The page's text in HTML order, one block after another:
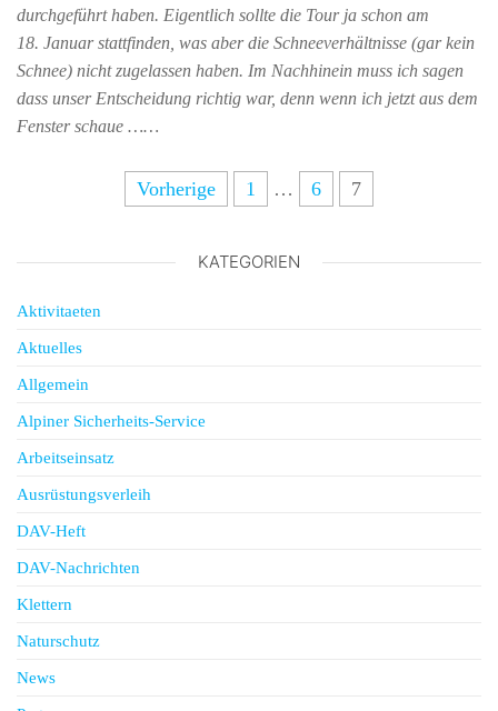
durchgeführt haben. Eigentlich sollte die Tour ja schon am
18. Januar stattfinden, was aber die Schneeverhältnisse (gar kein
Schnee) nicht zugelassen haben. Im Nachhinein muss ich sagen
dass unser Entscheidung richtig war, denn wenn ich jetzt aus dem
Fenster schaue ……
Vorherige 1 … 6 7
KATEGORIEN
Aktivitaeten
Aktuelles
Allgemein
Alpiner Sicherheits-Service
Arbeitseinsatz
Ausrüstungsverleih
DAV-Heft
DAV-Nachrichten
Klettern
Naturschutz
News